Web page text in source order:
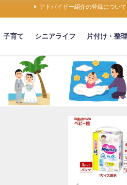
アドバイザー紹介の登録について
子育て シニアライフ 片付け・整